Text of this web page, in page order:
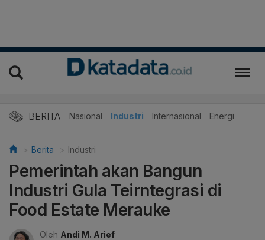
BERITA Nasional Industri Internasional Energi
Berita Industri
Pemerintah akan Bangun
Industri Gula Teirntegrasi di
Food Estate Merauke
Oleh Andi M. Arief